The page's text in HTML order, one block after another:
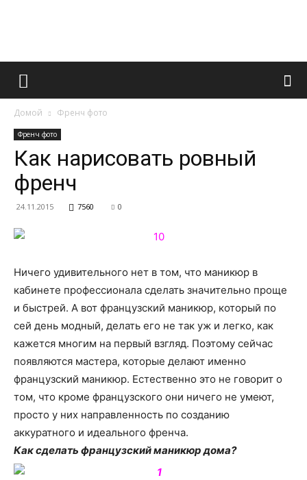
Французский
о
нем
Домой Френч фото
Френч фото
Как нарисовать ровный
френч
24.11.2015 7560 0
Ничего удивительного нет в том, что маникюр в
кабинете профессионала сделать значительно проще
и быстрей. А вот французский маникюр, который по
сей день модный, делать его не так уж и легко, как
кажется многим на первый взгляд. Поэтому сейчас
появляются мастера, которые делают именно
французский маникюр. Естественно это не говорит о
том, что кроме французского они ничего не умеют,
просто у них направленность по созданию
аккуратного и идеального френча.
Как сделать французский маникюр дома?